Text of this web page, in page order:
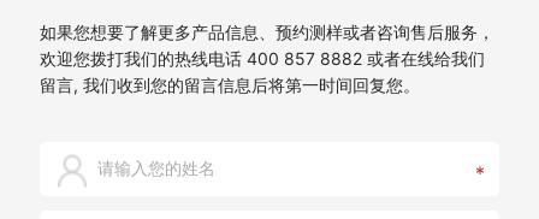
如果您想要了解更多产品信息、预约测样或者咨询售后服务，
欢迎您拨打我们的热线电话 400 857 8882 或者在线给我们
留言, 我们收到您的留言信息后将第一时间回复您。
*